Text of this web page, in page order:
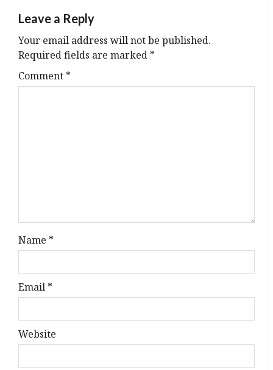
v
i
g
Leave a Reply
Your email address will not be published.
Required fields are marked *
Comment *
Name *
Email *
Website